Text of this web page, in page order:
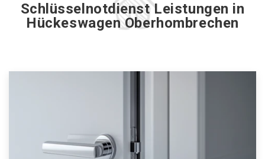
Schlüsselnotdienst Leistungen in
Hückeswagen Oberhombrechen